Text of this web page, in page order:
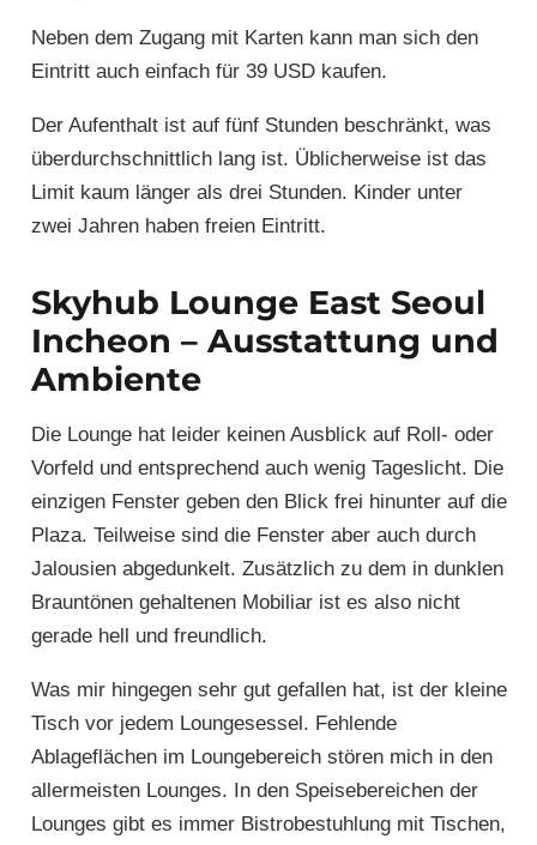
Neben dem Zugang mit Karten kann man sich den
Eintritt auch einfach für 39 USD kaufen.
Der Aufenthalt ist auf fünf Stunden beschränkt, was
überdurchschnittlich lang ist. Üblicherweise ist das
Limit kaum länger als drei Stunden. Kinder unter
zwei Jahren haben freien Eintritt.
Skyhub Lounge East Seoul
Incheon – Ausstattung und
Ambiente
Die Lounge hat leider keinen Ausblick auf Roll- oder
Vorfeld und entsprechend auch wenig Tageslicht. Die
einzigen Fenster geben den Blick frei hinunter auf die
Plaza. Teilweise sind die Fenster aber auch durch
Jalousien abgedunkelt. Zusätzlich zu dem in dunklen
Brauntönen gehaltenen Mobiliar ist es also nicht
gerade hell und freundlich.
Was mir hingegen sehr gut gefallen hat, ist der kleine
Tisch vor jedem Loungesessel. Fehlende
Ablageflächen im Loungebereich stören mich in den
allermeisten Lounges. In den Speisebereichen der
Lounges gibt es immer Bistrobestuhlung mit Tischen,